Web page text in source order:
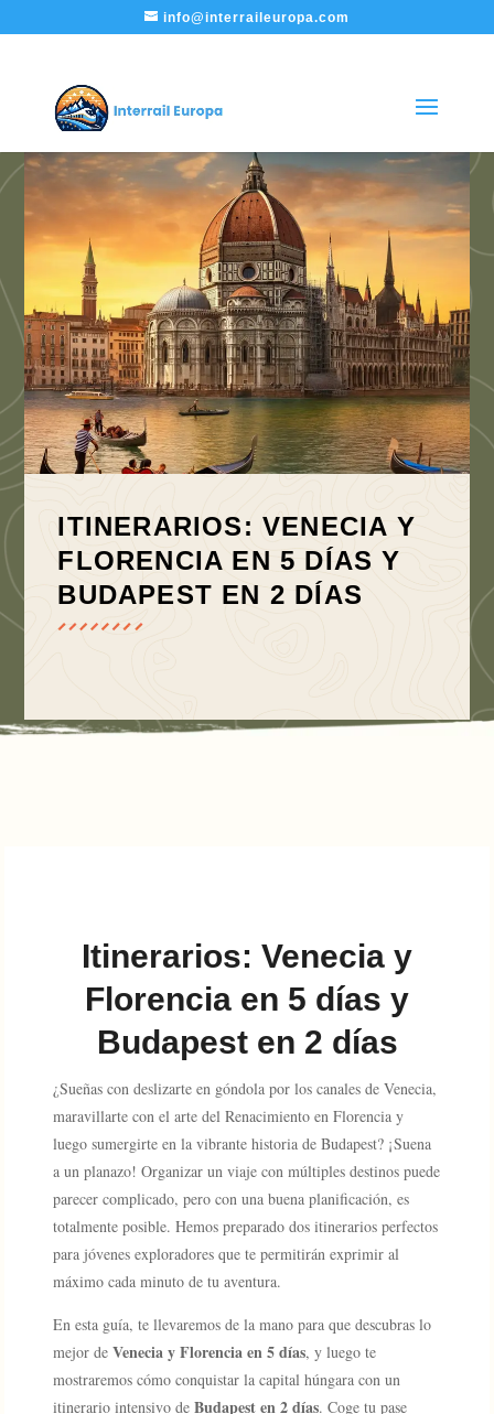
info@interraileuropa.com
ITINERARIOS: VENECIA Y
FLORENCIA EN 5 DÍAS Y
BUDAPEST EN 2 DÍAS
Itinerarios: Venecia y
Florencia en 5 días y
Budapest en 2 días
¿Sueñas con deslizarte en góndola por los canales de Venecia,
maravillarte con el arte del Renacimiento en Florencia y
luego sumergirte en la vibrante historia de Budapest? ¡Suena
a un planazo! Organizar un viaje con múltiples destinos puede
parecer complicado, pero con una buena planificación, es
totalmente posible. Hemos preparado dos itinerarios perfectos
para jóvenes exploradores que te permitirán exprimir al
máximo cada minuto de tu aventura.
En esta guía, te llevaremos de la mano para que descubras lo
mejor deVenecia y Florencia en 5 días, y luego te
mostraremos cómo conquistar la capital húngara con un
itinerario intensivo deBudapest en 2 días. Coge tu pase